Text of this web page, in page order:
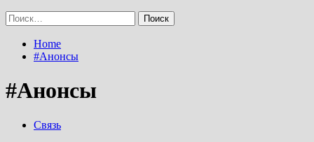
Найти:
Home
#Анонсы
#Анонсы
Связь